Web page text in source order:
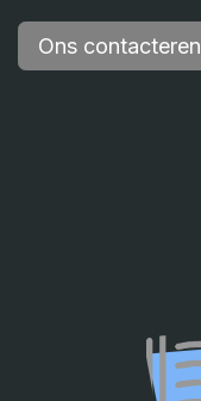
Ons contacteren